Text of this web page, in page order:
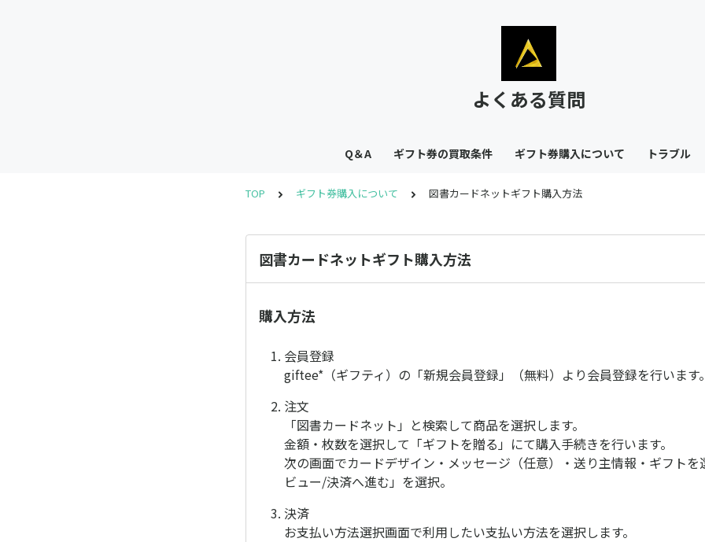
よくある質問
Q＆A ギフト券の買取条件 ギフト券購入について トラブル
TOP ギフト券購入について 図書カードネットギフト購入方法
図書カードネットギフト購入方法
購入方法
会員登録
giftee*（ギフティ）の「新規会員登録」（無料）より会員登録を行います。
注文
「図書カードネット」と検索して商品を選択します。
金額・枚数を選択して「ギフトを贈る」にて購入手続きを行います。
次の画面でカードデザイン・メッセージ（任意）・送り主情報・ギフトを
ビュー/決済へ進む」を選択。
決済
お支払い方法選択画面で利用したい支払い方法を選択します。